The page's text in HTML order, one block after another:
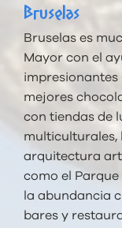
Bruselas
Bruselas es
Mayor con el
impresionantes
mejores
con tiendas de
multiculturales,
arquitectura art
como el
la abundancia
bares y